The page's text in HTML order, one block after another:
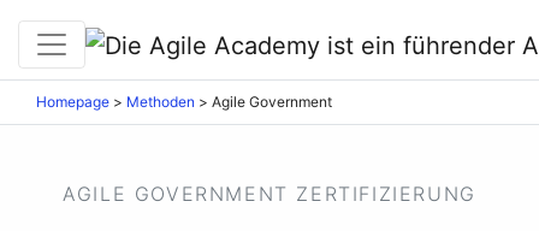
Homepage > Methoden > Agile Government
AGILE GOVERNMENT ZERTIFIZIERUNG